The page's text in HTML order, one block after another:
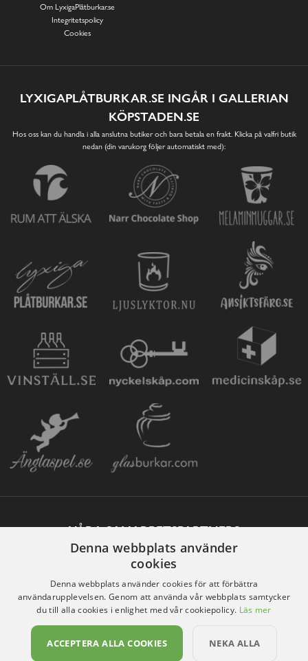
Om LyxigaPlåtburkar.se
Integritetspolicy
Cookies
LYXIGAPLÅTBURKAR.SE INGÅR I GALLERIAN
KÖPSTADEN.SE
Hos oss kan du handla i alla anslutna butiker och bara betala en frakt. Klicka på valfri butik
nedan (din varukorg följer automatiskt med):
VÅRA SAMARBETSPARTNERS
Denna webbplats använder
cookies
Denna webbplats använder cookies för att förbättra
användarupplevelsen. Genom att använda vår webbplats samtycker
du till alla cookies i enlighet med vår cookiepolicy. Läs mer
ACCEPTERA ALLA COOKIES NEKA ALLA